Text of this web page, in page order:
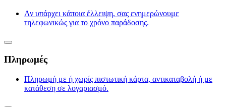
Αν υπάρχει κάποια έλλειψη, σας ενημερώνουμε
τηλεφωνικώς για το χρόνο παράδοσης.
Πληρωμές
Πληρωμή με ή χωρίς πιστωτική κάρτα, αντικαταβολή ή με
κατάθεση σε λογαριασμό.